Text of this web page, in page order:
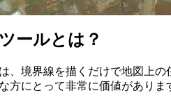
ールとは？
、境界線を描くだけで地図上
方にとって非常に価値があり